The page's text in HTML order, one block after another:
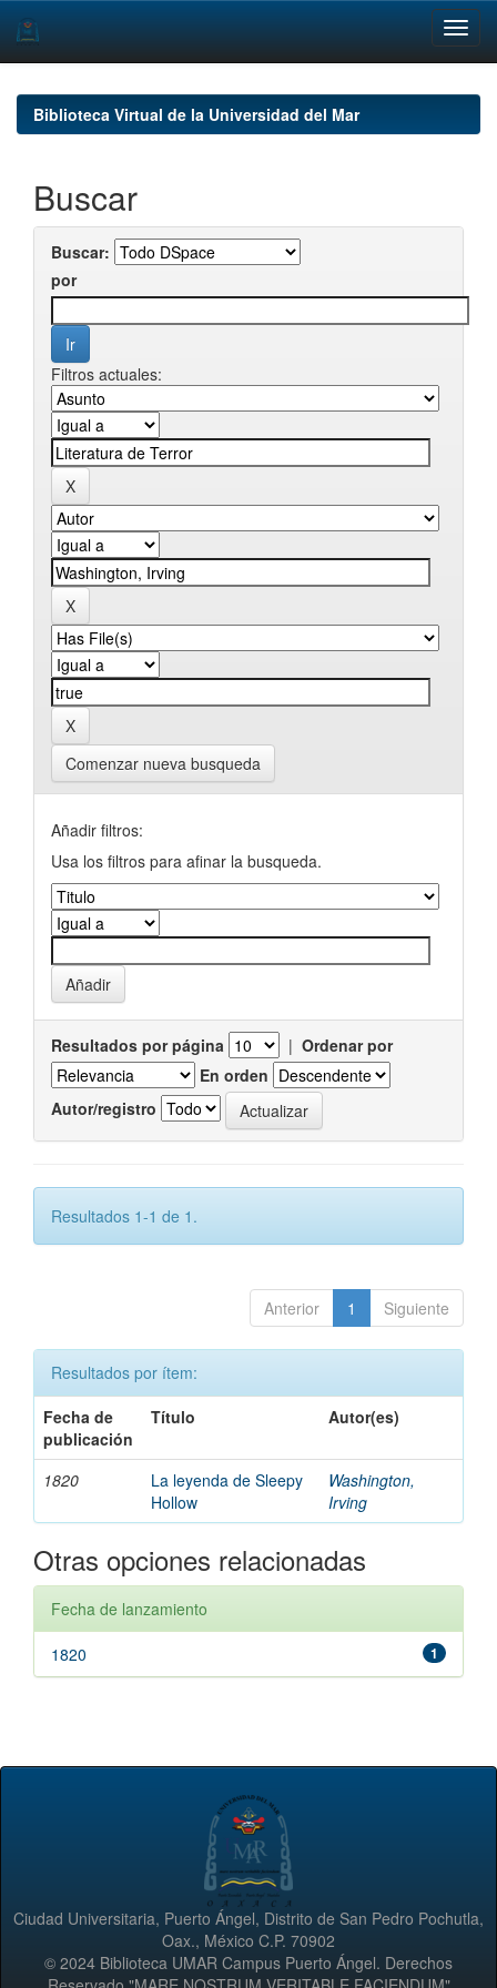
navigationBiblioteca Virtual de la Universidad del Mar
Buscar
Buscar:
por
Filtros actuales:
Comenzar nueva busqueda
Añadir filtros:
Usa los filtros para afinar la busqueda.
Resultados por página | Ordenar por
En orden
Autor/registro
Resultados 1-1 de 1.
Anterior 1 Siguiente
Resultados por ítem:
Fecha de
publicación
Título Autor(es)
1820
La leyenda de Sleepy
Hollow
Washington,
Irving
Otras opciones relacionadas
Fecha de lanzamiento
1
1820
Ciudad Universitaria, Puerto Ángel, Distrito de San Pedro Pochutla,
Oax., México C.P. 70902
© 2024 Biblioteca UMAR Campus Puerto Ángel. Derechos